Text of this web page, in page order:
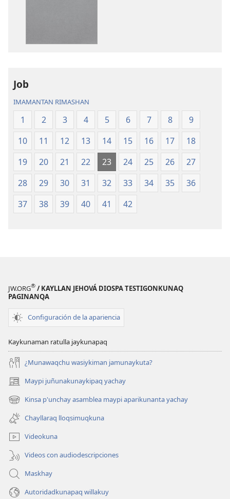
Job
IMAMANTAN RIMASHAN
1 2 3 4 5 6 7 8
9
10
11 12 13 14 15 16 17
18
19
20 21 22 23 24 25 26
27
28
29 30 31 32 33 34 35
36
37
38 39 40 41 42
JW.ORG® / KAYLLAN JEHOVÁ DIOSPA TESTIGONKUNAQ
PAGINANQA
Configuración de la apariencia
Kaykunaman ratulla jaykunapaq
¿Munawaqchu wasiykiman jamunaykuta?
Maypi juñunakunaykipaq yachay
(abre
una
nueva
ventana)
Kinsa p'unchay asamblea maypi aparikunanta yachay
(abre
una
nueva
ventana)
Chayllaraq lloqsimuqkuna
Videokuna
Videos con audiodescripciones
Maskhay
Autoridadkunapaq willakuy